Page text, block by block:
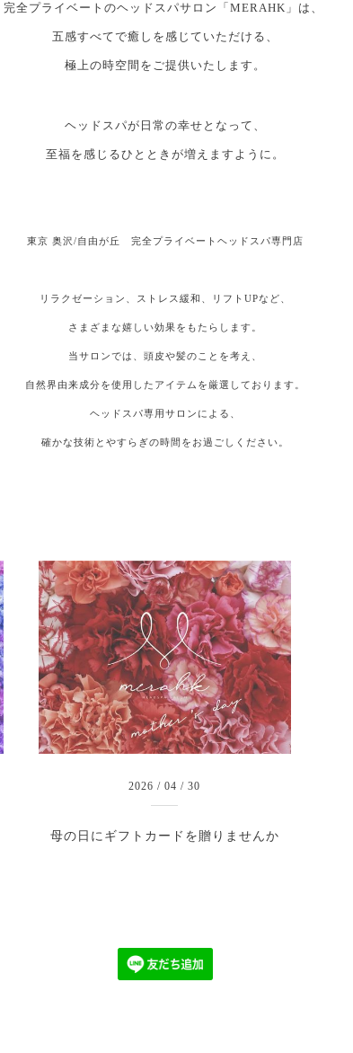
完全プライベートのヘッドスパサロン「MERAHK」は、
五感すべてで癒しを感じていただける、
極上の時空間をご提供いたします。
ヘッドスパが日常の幸せとなって、
至福を感じるひとときが増えますように。
東京 奥沢/自由が丘 完全プライベートヘッドスパ専門店
リラクゼーション、ストレス緩和、リフトUPなど、
さまざまな嬉しい効果をもたらします。
当サロンでは、頭皮や髪のことを考え、
自然界由来成分を使用したアイテムを厳選しております。
ヘッドスパ専用サロンによる、
確かな技術とやすらぎの時間をお過ごしください。
2026 /04 /30
母の日にギフトカードを贈りませんか